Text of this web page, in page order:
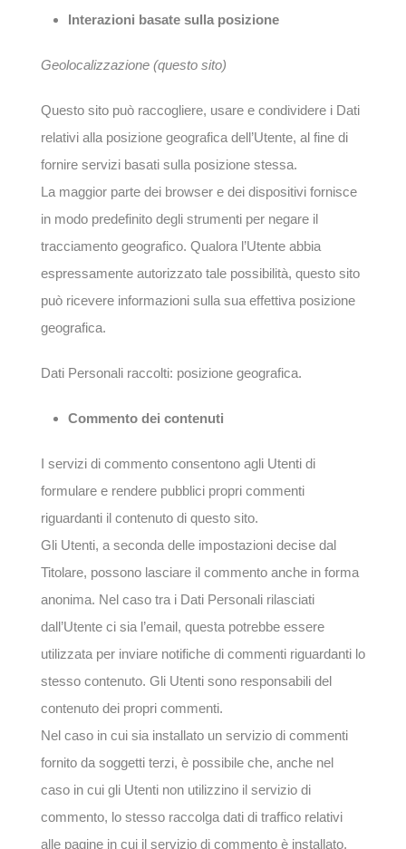
Interazioni basate sulla posizione
Geolocalizzazione (questo sito)
Questo sito può raccogliere, usare e condividere i Dati
relativi alla posizione geografica dell’Utente, al fine di
fornire servizi basati sulla posizione stessa.
La maggior parte dei browser e dei dispositivi fornisce
in modo predefinito degli strumenti per negare il
tracciamento geografico. Qualora l’Utente abbia
espressamente autorizzato tale possibilità, questo sito
può ricevere informazioni sulla sua effettiva posizione
geografica.
Dati Personali raccolti: posizione geografica.
Commento dei contenuti
I servizi di commento consentono agli Utenti di
formulare e rendere pubblici propri commenti
riguardanti il contenuto di questo sito.
Gli Utenti, a seconda delle impostazioni decise dal
Titolare, possono lasciare il commento anche in forma
anonima. Nel caso tra i Dati Personali rilasciati
dall’Utente ci sia l’email, questa potrebbe essere
utilizzata per inviare notifiche di commenti riguardanti lo
stesso contenuto. Gli Utenti sono responsabili del
contenuto dei propri commenti.
Nel caso in cui sia installato un servizio di commenti
fornito da soggetti terzi, è possibile che, anche nel
caso in cui gli Utenti non utilizzino il servizio di
commento, lo stesso raccolga dati di traffico relativi
alle pagine in cui il servizio di commento è installato.